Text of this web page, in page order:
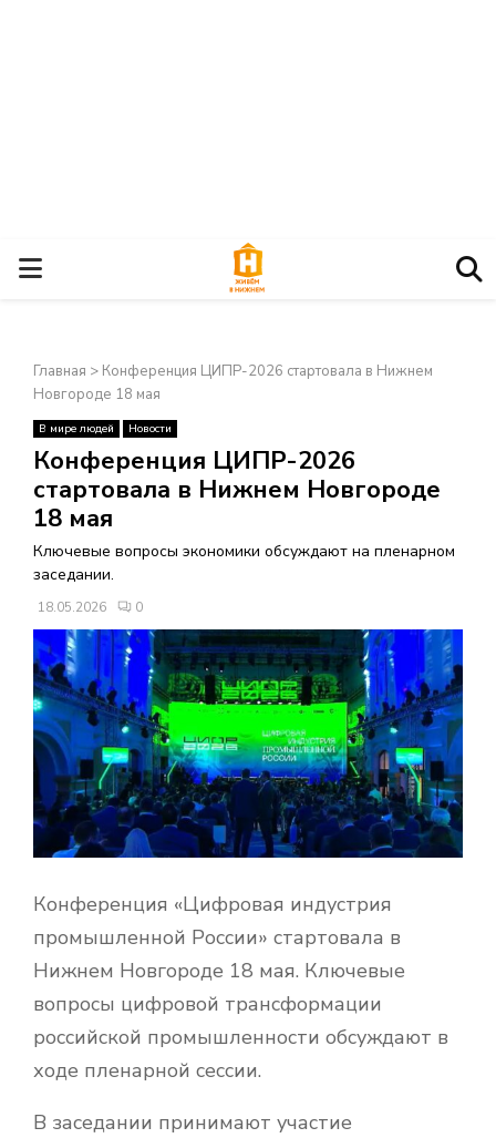
О
Н
О
В
Н
О
Е
М
Е
Н
Ю
Главная > Конференция ЦИПР-2026 стартовала в Нижнем
Новгороде 18 мая
В мире людей Новости
Конференция ЦИПР-2026
стартовала в Нижнем Новгороде
18 мая
Ключевые вопросы экономики обсуждают на пленарном
заседании.
18.05.2026 0
Конференция «Цифровая индустрия
промышленной России» стартовала в
Нижнем Новгороде 18 мая. Ключевые
вопросы цифровой трансформации
российской промышленности обсуждают в
ходе пленарной сессии.
В заседании принимают участие